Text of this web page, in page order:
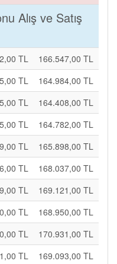
Alış ve Satış
TL
166.547,00 TL
TL
164.984,00 TL
TL
164.408,00 TL
TL
164.782,00 TL
TL
165.898,00 TL
TL
168.037,00 TL
TL
169.121,00 TL
TL
168.950,00 TL
TL
170.931,00 TL
TL
169.093,00 TL